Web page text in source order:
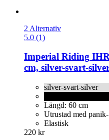
2 Alternativ
5.0 (1)
Imperial Riding
cm, silver-​svart-​
silver-svart-silver
Längd: 60 cm
Utrustad med
Elastisk
220 kr